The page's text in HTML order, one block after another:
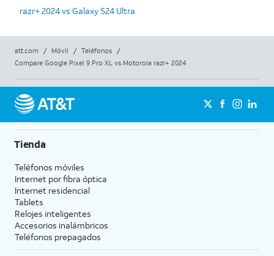
razr+ 2024 vs Galaxy S24 Ultra
att.com / Móvil / Teléfonos
/
Compare Google Pixel 9 Pro XL vs Motorola razr+ 2024
Tienda
Teléfonos móviles
Internet por fibra óptica
Internet residencial
Tablets
Relojes inteligentes
Accesorios inalámbricos
Teléfonos prepagados